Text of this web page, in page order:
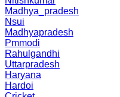
Madhya_pradesh
Nsui
Madhyapradesh
Pmmodi
Rahulgandhi
Uttarpradesh
Haryana
Hardoi